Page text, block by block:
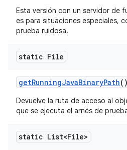
Esta versión con un servidor de
es para situaciones especiales,
prueba ruidosa.
static File
getRunningJavaBinaryPath()
Devuelve la ruta de acceso al
que se ejecuta el arnés de
static List<File>